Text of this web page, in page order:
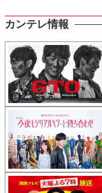
カンテレ情報